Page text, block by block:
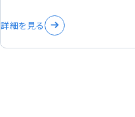
詳細を見る